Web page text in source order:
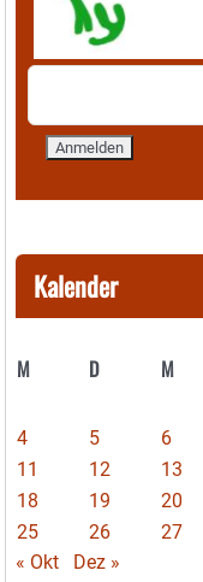
Kalender
M D M
4
5 6
11
12 13
18
19 20
25
26 27
« Okt
Dez »